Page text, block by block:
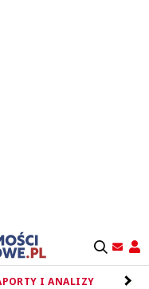
I ANALIZY